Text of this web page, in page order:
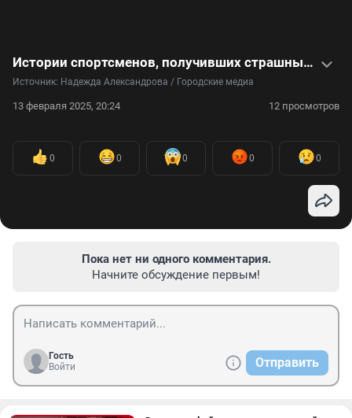
Истории спортсменов, получивших страшные травмы. Теперь они передвигаются на колясках — видео
Источник: Надежда Александрова / Городские медиа
13 февраля 2025, 20:24 12 просмотров
0 0 0 0 0
Пока нет ни одного комментария.
Начните обсуждение первым!
Гость
Войти
Отправить